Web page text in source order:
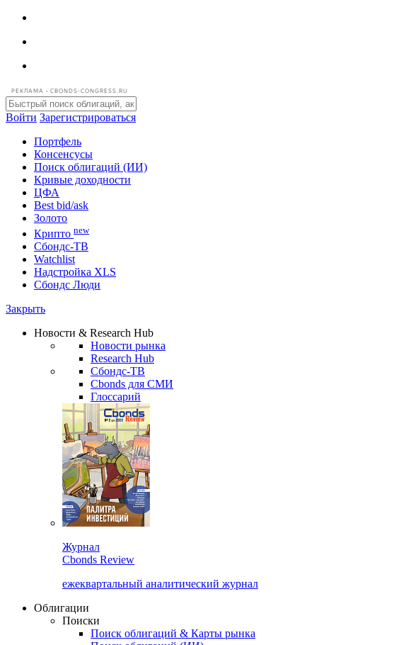
РЕКЛАМА • CBONDS-CONGRESS.RU
Войти Зарегистрироваться
Портфель
Консенсусы
Поиск облигаций (ИИ)
Кривые доходности
ЦФА
Best bid/ask
Золото
Криптоnew
Сбондс-ТВ
Надстройка XLS
Сбондс Люди
Новости & Research Hub
Новости рынка
Research Hub
Сбондс-ТВ
Cbonds для СМИ
Глоссарий
Журнал
Cbonds Review
ежеквартальный аналитический журнал